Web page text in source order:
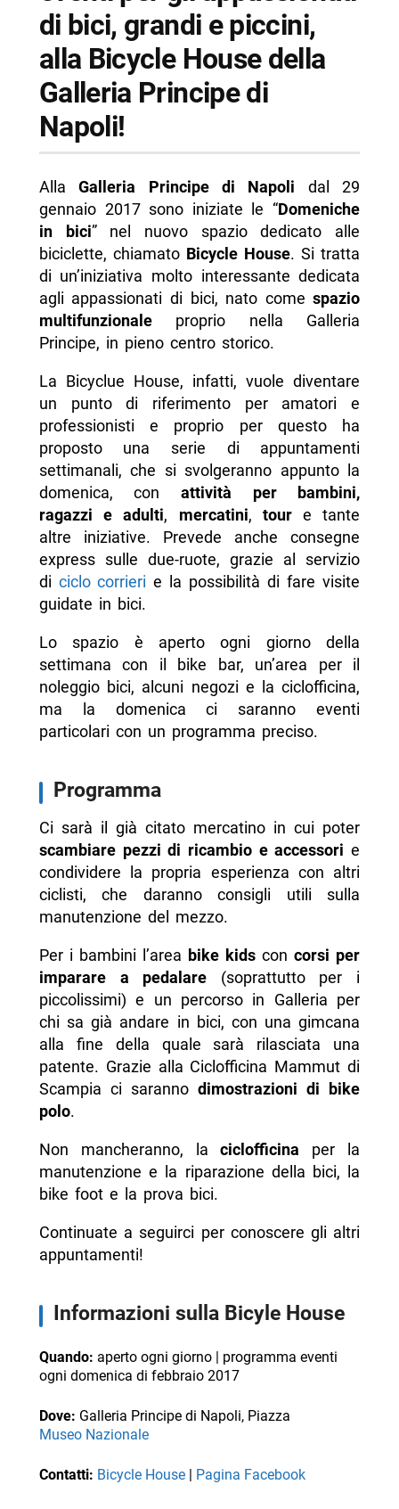
di bici, grandi e piccini,
alla Bicycle House della
Galleria Principe di
Napoli!
AllaGalleria Principe di Napoli dal 29
gennaio 2017 sono iniziate le “Domeniche
in bici” nel nuovo spazio dedicato alle
biciclette, chiamato Bicycle House. Si tratta
di un’iniziativa molto interessante dedicata
agli appassionati di bici, nato comespazio
multifunzionaleproprio nella Galleria
Principe, in pieno centro storico.
La Bicyclue House, infatti, vuole diventare
un punto di riferimento per amatori e
professionisti e proprio per questo ha
proposto una serie di appuntamenti
settimanali, che si svolgeranno appunto la
domenica, con attività per bambini,
ragazzi e adulti, mercatini, toure tante
altre iniziative. Prevede anche consegne
express sulle due-ruote, grazie al servizio
di ciclo corrieri e la possibilità di fare visite
guidate in bici.
Lo spazio è aperto ogni giorno della
settimana con il bike bar, un’area per il
noleggio bici, alcuni negozi e la ciclofficina,
ma la domenica ci saranno eventi
particolari con un programma preciso.
Programma
Ci sarà il già citato mercatino in cui poter
scambiare pezzi di ricambio e accessori e
condividere la propria esperienza con altri
ciclisti, che daranno consigli utili sulla
manutenzione del mezzo.
Per i bambini l’area bike kids concorsi per
imparare a pedalare (soprattutto per i
piccolissimi) e un percorso in Galleria per
chi sa già andare in bici, con una gimcana
alla fine della quale sarà rilasciata una
patente. Grazie alla Ciclofficina Mammut di
Scampia ci sarannodimostrazioni di bike
polo.
Non mancheranno, laciclofficina per la
manutenzione e la riparazione della bici, la
bike foot e la prova bici.
Continuate a seguirci per conoscere gli altri
appuntamenti!
Informazioni sulla Bicyle House
Quando: aperto ogni giorno | programma eventi
ogni domenica di febbraio 2017
Dove: Galleria Principe di Napoli, Piazza
Museo Nazionale
Contatti: Bicycle House| Pagina Facebook